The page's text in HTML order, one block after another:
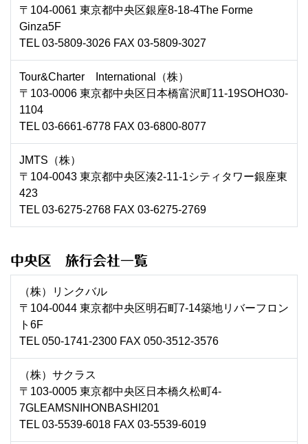
〒104-0061 東京都中央区銀座8-18-4The Forme
Ginza5F
TEL 03-5809-3026 FAX 03-5809-3027
Tour&Charter International（株）
〒103-0006 東京都中央区日本橋富沢町11-19SOHO30-
1104
TEL 03-6661-6778 FAX 03-6800-8077
JMTS（株）
〒104-0043 東京都中央区湊2-11-1シティタワー銀座東
423
TEL 03-6275-2768 FAX 03-6275-2769
中央区 旅行会社一覧
（株）リンクバル
〒104-0044 東京都中央区明石町7-14築地リバーフロン
ト6F
TEL 050-1741-2300 FAX 050-3512-3576
（株）サクラス
〒103-0005 東京都中央区日本橋久松町4-
7GLEAMSNIHONBASHI201
TEL 03-5539-6018 FAX 03-5539-6019